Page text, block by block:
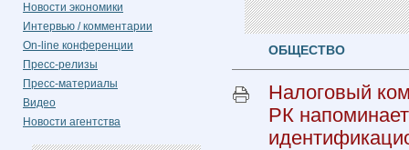
Новости экономики
Интервью / комментарии
On-line конференции
Пресс-релизы
Пресс-материалы
Видео
Новости агентства
ОБЩЕСТВО
Налоговый
РК